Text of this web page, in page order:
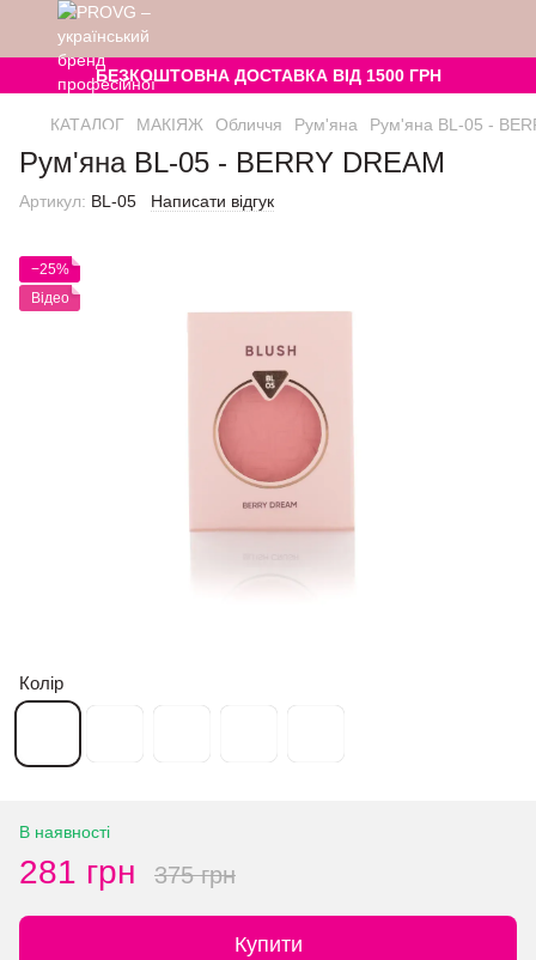
БЕЗКОШТОВНА ДОСТАВКА ВІД 1500 ГРН
КАТАЛОГ МАКІЯЖ Обличчя Рум'яна Рум'яна BL-05 -
Рум'яна BL-05 - BERRY DREAM
Артикул: BL-05 Написати відгук
−25%
Відео
Колір
В наявності
281 грн 375 грн
Купити